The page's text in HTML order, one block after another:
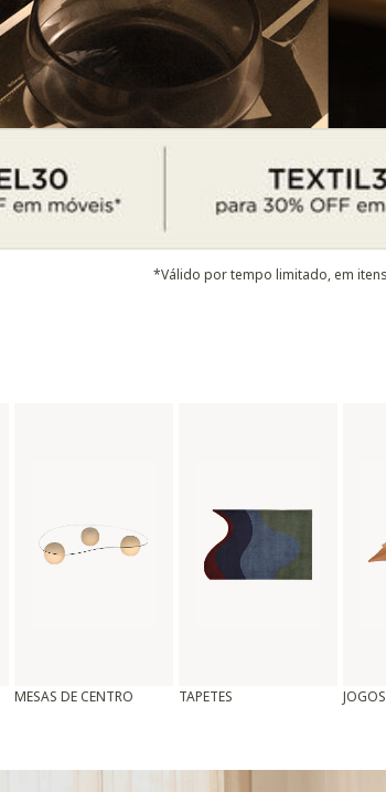
*Válido por tempo limitado, em
MESAS DE CENTRO TAPETES